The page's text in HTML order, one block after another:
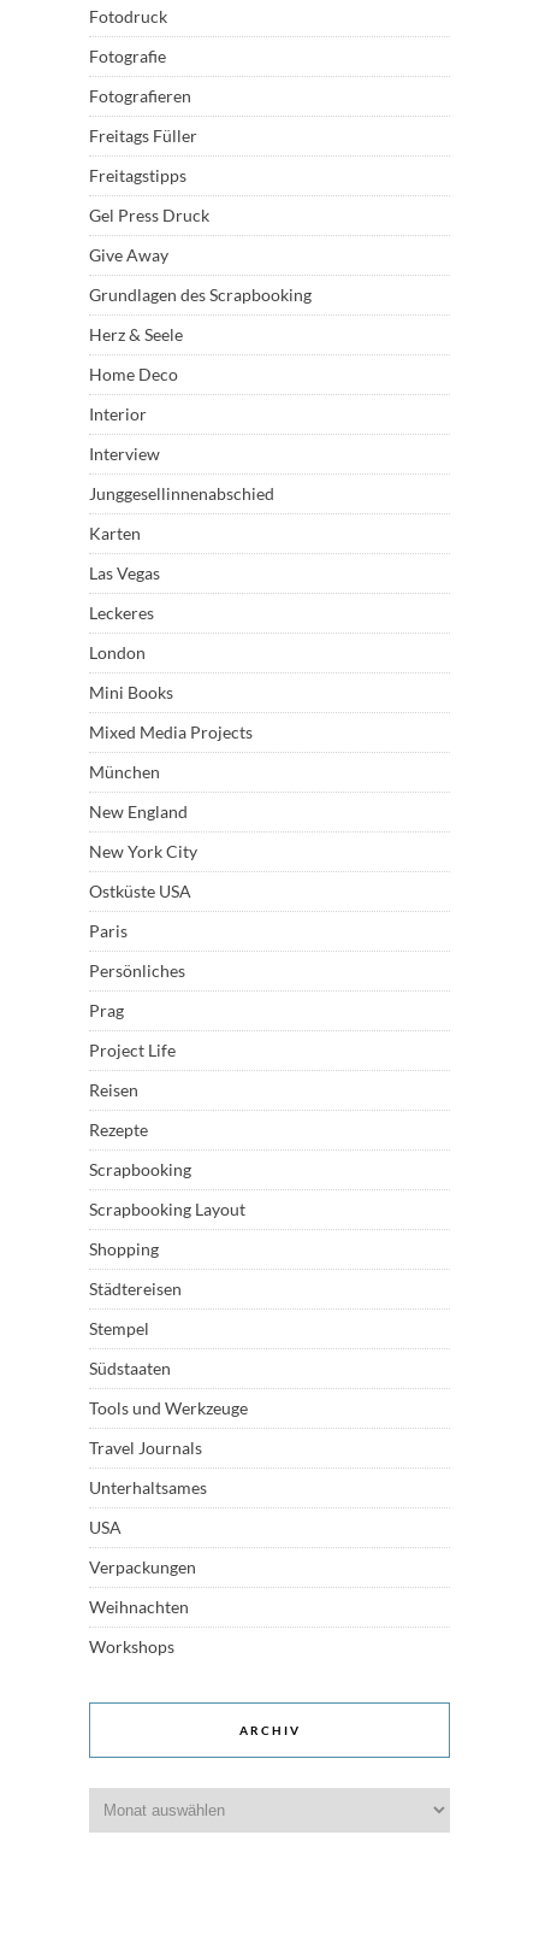
Fotodruck
Fotografie
Fotografieren
Freitags Füller
Freitagstipps
Gel Press Druck
Give Away
Grundlagen des Scrapbooking
Herz & Seele
Home Deco
Interior
Interview
Junggesellinnenabschied
Karten
Las Vegas
Leckeres
London
Mini Books
Mixed Media Projects
München
New England
New York City
Ostküste USA
Paris
Persönliches
Prag
Project Life
Reisen
Rezepte
Scrapbooking
Scrapbooking Layout
Shopping
Städtereisen
Stempel
Südstaaten
Tools und Werkzeuge
Travel Journals
Unterhaltsames
USA
Verpackungen
Weihnachten
Workshops
ARCHIV